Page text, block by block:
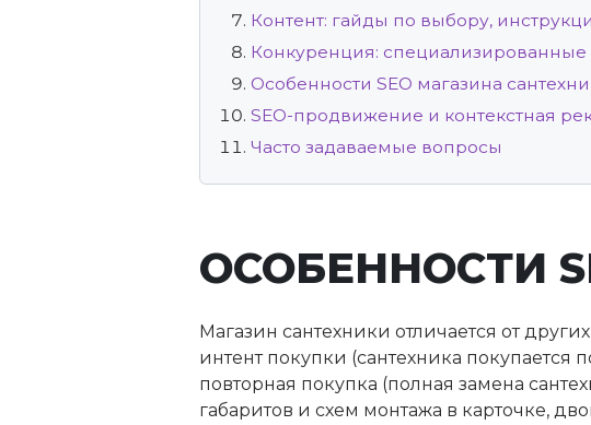
Контент: гайды по выбору,
Конкуренция:
Особенности SEO магазина
SEO-продвижение и контекстная
Часто задаваемые вопросы
ОСОБЕННОСТИ
Магазин сантехники отличается от
интент покупки (сантехника
повторная покупка (полная замена
габаритов и схем монтажа в карточке,